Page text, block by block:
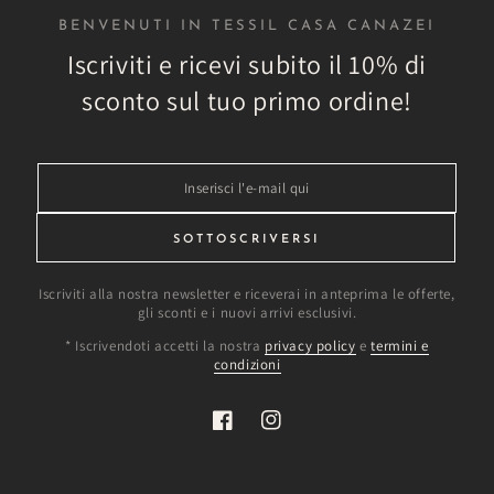
BENVENUTI IN TESSIL CASA CANAZEI
Iscriviti e ricevi subito il 10% di
sconto sul tuo primo ordine!
l'e-
qui
SOTTOSCRIVERSI
Iscriviti alla nostra newsletter e riceverai in anteprima le offerte,
gli sconti e i nuovi arrivi esclusivi.
* Iscrivendoti accetti la nostra privacy policy etermini e
condizioni
FacebookInstagram